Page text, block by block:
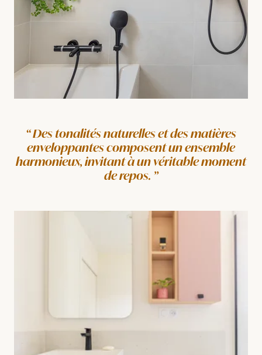
Des tonalités naturelles et des matières
enveloppantes composent un ensemble
harmonieux, invitant à un véritable moment
de repos.